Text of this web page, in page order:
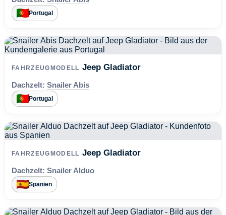
Portugal
FAHRZEUGMODELL Jeep Gladiator
Dachzelt: Snailer Abis
Portugal
FAHRZEUGMODELL Jeep Gladiator
Dachzelt: Snailer Alduo
Spanien